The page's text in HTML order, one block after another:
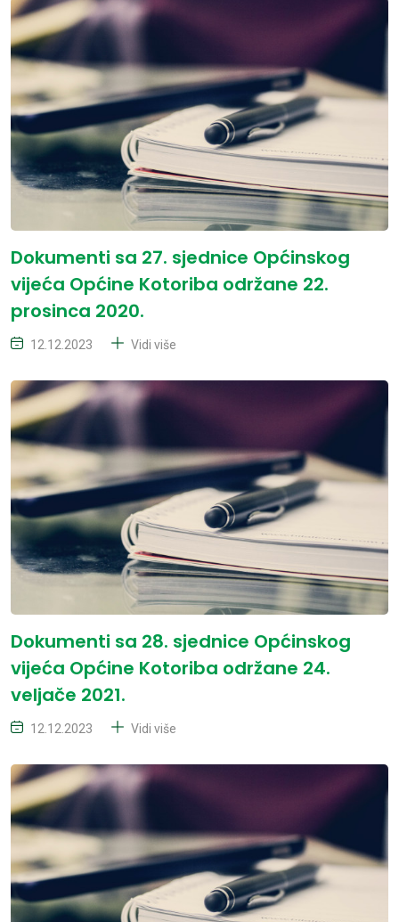
Dokumenti sa 27. sjednice Općinskog
vijeća Općine Kotoriba održane 22.
prosinca 2020.
12.12.2023 Vidi više
Dokumenti sa 28. sjednice Općinskog
vijeća Općine Kotoriba održane 24.
veljače 2021.
12.12.2023 Vidi više